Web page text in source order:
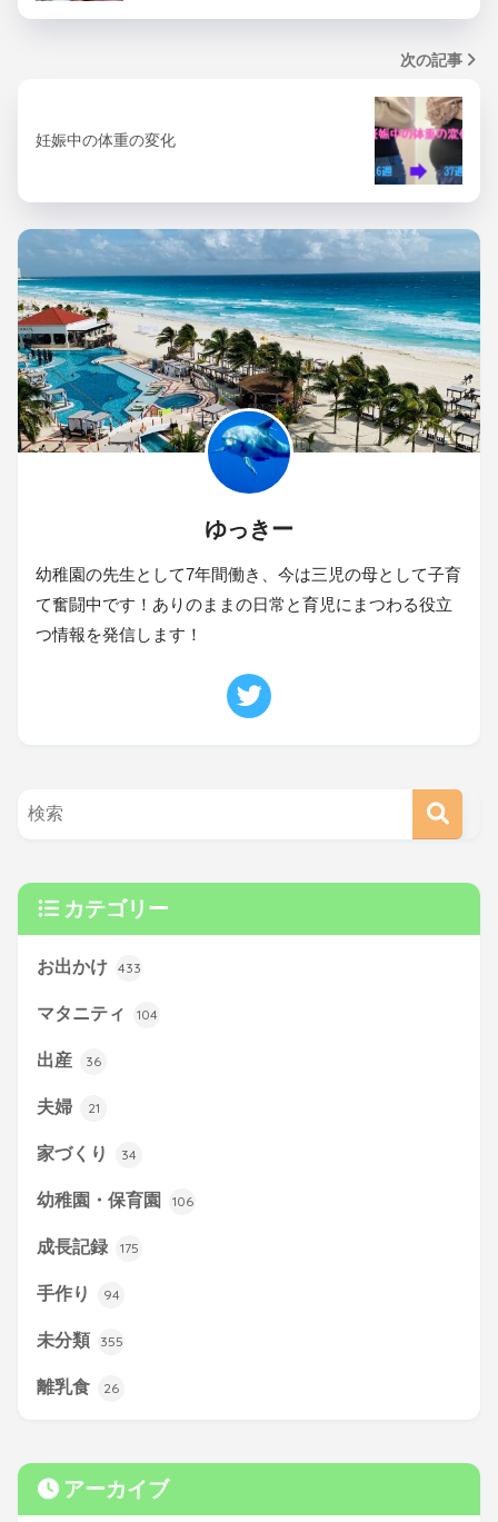
次の記事
妊娠中の体重の変化
ゆっきー
幼稚園の先生として7年間働き、今は三児の母として子育
て奮闘中です！ありのままの日常と育児にまつわる役立
つ情報を発信します！
カテゴリー
お出かけ 433
マタニティ 104
出産 36
夫婦 21
家づくり 34
幼稚園・保育園 106
成長記録 175
手作り 94
未分類 355
離乳食 26
アーカイブ